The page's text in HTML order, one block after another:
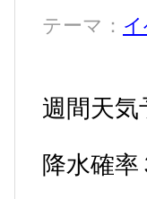
テーマ：
週間天気
降水確